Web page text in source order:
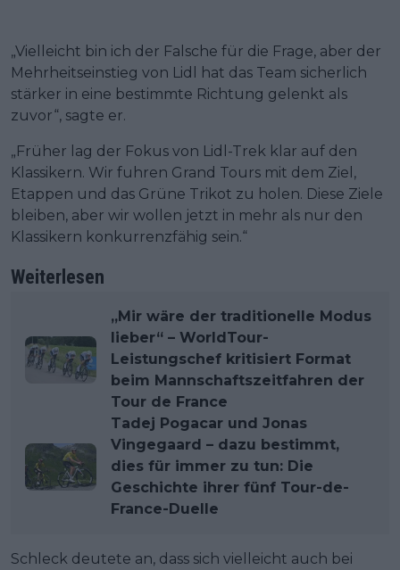
„Vielleicht bin ich der Falsche für die Frage, aber der
Mehrheitseinstieg von Lidl hat das Team sicherlich
stärker in eine bestimmte Richtung gelenkt als
zuvor“, sagte er.
„Früher lag der Fokus von Lidl-Trek klar auf den
Klassikern. Wir fuhren Grand Tours mit dem Ziel,
Etappen und das Grüne Trikot zu holen. Diese Ziele
bleiben, aber wir wollen jetzt in mehr als nur den
Klassikern konkurrenzfähig sein.“
Weiterlesen
„Mir wäre der traditionelle Modus
lieber“ – WorldTour-
Leistungschef kritisiert Format
beim Mannschaftszeitfahren der
Tour de France
Tadej Pogacar und Jonas
Vingegaard – dazu bestimmt,
dies für immer zu tun: Die
Geschichte ihrer fünf Tour-de-
France-Duelle
Schleck deutete an, dass sich vielleicht auch bei